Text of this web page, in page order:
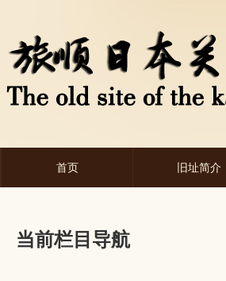
首页 旧址简介
当前栏目导航